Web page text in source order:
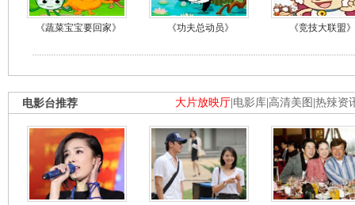
《蔬菜宝宝要回家》 《功夫总动员》 《竞技大联盟》
大片放映厅 电影库 高清美图 热辣资
电影台推荐